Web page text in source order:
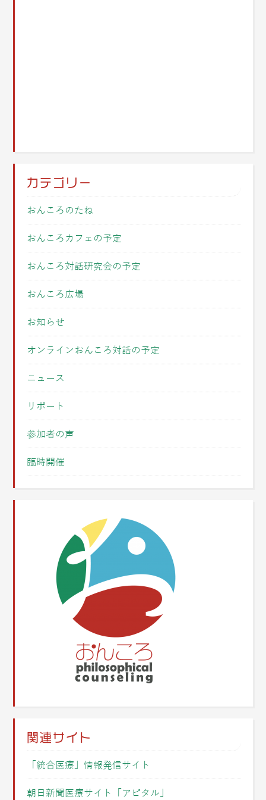
カテゴリー
おんころのたね
おんころカフェの予定
おんころ対話研究会の予定
おんころ広場
お知らせ
オンラインおんころ対話の予定
ニュース
リポート
参加者の声
臨時開催
関連サイト
「統合医療」情報発信サイト
朝日新聞医療サイト「アピタル」